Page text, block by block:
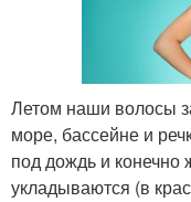
Летом наши волосы
море, бассейне и
под дождь и конечно
укладываются (в